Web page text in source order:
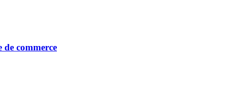
commerce